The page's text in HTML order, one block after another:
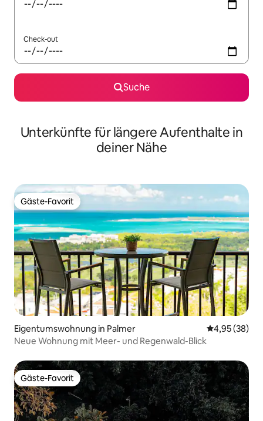
Check-out
Suche
Unterkünfte für längere Aufenthalte in
deiner Nähe
Gäste-Favorit
Gäste-Favorit
Eigentumswohnung in Palmer
4,95 (38)
Neue Wohnung mit Meer- und Regenwald-Blick
Gäste-Favorit
Gäste-Favorit